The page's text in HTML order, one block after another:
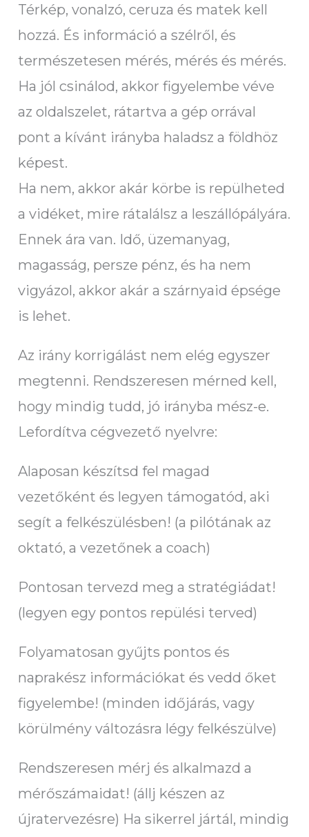
Térkép, vonalzó, ceruza és matek kell
hozzá. És információ a szélről, és
természetesen mérés, mérés és mérés.
Ha jól csinálod, akkor figyelembe véve
az oldalszelet, rátartva a gép orrával
pont a kívánt irányba haladsz a földhöz
képest.
Ha nem, akkor akár körbe is repülheted
a vidéket, mire rátalálsz a leszállópályára.
Ennek ára van. Idő, üzemanyag,
magasság, persze pénz, és ha nem
vigyázol, akkor akár a szárnyaid épsége
is lehet.
Az irány korrigálást nem elég egyszer
megtenni. Rendszeresen mérned kell,
hogy mindig tudd, jó irányba mész-e.
Lefordítva cégvezető nyelvre:
Alaposan készítsd fel magad
vezetőként és legyen támogatód, aki
segít a felkészülésben! (a pilótának az
oktató, a vezetőnek a coach)
Pontosan tervezd meg a stratégiádat!
(legyen egy pontos repülési terved)
Folyamatosan gyűjts pontos és
naprakész információkat és vedd őket
figyelembe! (minden időjárás, vagy
körülmény változásra légy felkészülve)
Rendszeresen mérj és alkalmazd a
mérőszámaidat! (állj készen az
újratervezésre) Ha sikerrel jártál, mindig